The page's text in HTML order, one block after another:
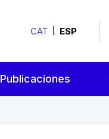
CAT ESP
Publicaciones